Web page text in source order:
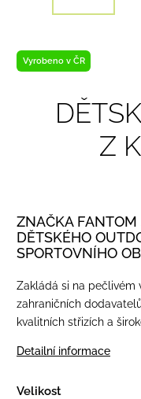
Vyrobeno v ČR
Z
ZNAČKA FANTOM
DĚTSKÉHO
SPORTOVNÍHO
Zakládá si na pečlivém
zahraničních
kvalitních střizích a
Detailní informace
Velikost